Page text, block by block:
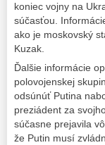
koniec vojny na
súčasťou.
ako je moskovský
Kuzak.
Ďalšie informácie
polovojenskej
odsúnúť Putina
preziádent za
súčasne prejavila
že Putin musí